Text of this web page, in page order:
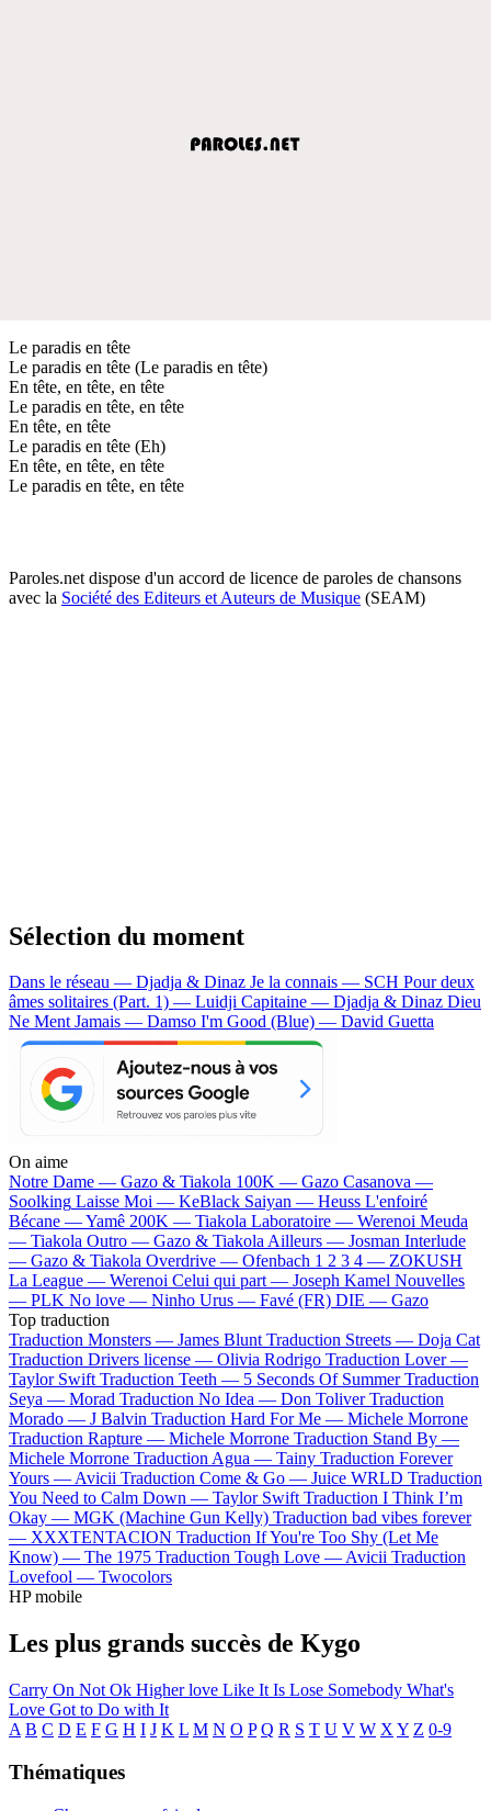
Le paradis en tête
Le paradis en tête (Le paradis en tête)
En tête, en tête, en tête
Le paradis en tête, en tête
En tête, en tête
Le paradis en tête (Eh)
En tête, en tête, en tête
Le paradis en tête, en tête
Paroles.net dispose d'un accord de licence de paroles de chansons
avec la Société des Editeurs et Auteurs de Musique (SEAM)
Sélection du moment
Dans le réseau — Djadja & Dinaz Je la connais — SCH Pour deux
âmes solitaires (Part. 1) — Luidji Capitaine — Djadja & Dinaz Dieu
Ne Ment Jamais — Damso I'm Good (Blue) — David Guetta
On aime
Notre Dame — Gazo & Tiakola 100K — Gazo Casanova —
Soolking Laisse Moi — KeBlack Saiyan — Heuss L'enfoiré
Bécane —Yamê 200K — Tiakola Laboratoire — Werenoi Meuda
— Tiakola Outro — Gazo & TiakolaAilleurs — Josman Interlude
— Gazo & Tiakola Overdrive — Ofenbach 1 2 3 4 — ZOKUSH
La League — Werenoi Celui qui part — Joseph Kamel Nouvelles
— PLK No love — Ninho Urus — Favé (FR) DIE — Gazo
Top traduction
Traduction Monsters — James Blunt Traduction Streets — Doja Cat
Traduction Drivers license — Olivia Rodrigo Traduction Lover —
Taylor Swift Traduction Teeth — 5 Seconds Of Summer Traduction
Seya — Morad Traduction No Idea — Don Toliver Traduction
Morado — J Balvin Traduction Hard For Me — Michele Morrone
Traduction Rapture — Michele Morrone Traduction Stand By —
Michele Morrone Traduction Agua — Tainy Traduction Forever
Yours —Avicii Traduction Come & Go — Juice WRLD Traduction
You Need to Calm Down — Taylor Swift Traduction I Think I’m
Okay — MGK (Machine Gun Kelly) Traduction bad vibes forever
— XXXTENTACION Traduction If You're Too Shy (Let Me
Know) — The 1975 Traduction Tough Love —Avicii Traduction
Lovefool — Twocolors
HP mobile
Les plus grands succès de Kygo
Carry On Not Ok Higher love Like It Is Lose Somebody What's
Love Got to Do with It
A B C D E F G H I J K L M N O P Q R S T U V W X Y Z 0-9
Thématiques